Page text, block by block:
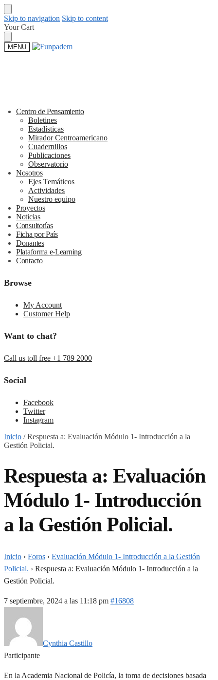
Skip to navigation Skip to content
Your Cart
MENU
Centro de Pensamiento
Boletines
Estadísticas
Mirador Centroamericano
Cuadernillos
Publicaciones
Observatorio
Nosotros
Ejes Temáticos
Actividades
Nuestro equipo
Proyectos
Noticias
Consultorías
Ficha por País
Donantes
Plataforma e-Learning
Contacto
Browse
My Account
Customer Help
Want to chat?
Call us toll free +1 789 2000
Social
Facebook
Twitter
Instagram
Inicio /Respuesta a: Evaluación Módulo 1- Introducción a la
Gestión Policial.
Respuesta a: Evaluación
Módulo 1- Introducción
a la Gestión Policial.
Inicio › Foros › Evaluación Módulo 1- Introducción a la Gestión
Policial. › Respuesta a: Evaluación Módulo 1- Introducción a la
Gestión Policial.
7 septiembre, 2024 a las 11:18 pm #16808
Cynthia Castillo
Participante
En la Academia Nacional de Policía, la toma de decisiones basada